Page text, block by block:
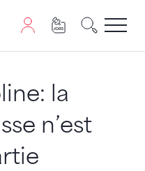
JavaScript benötigt.
la
n’est